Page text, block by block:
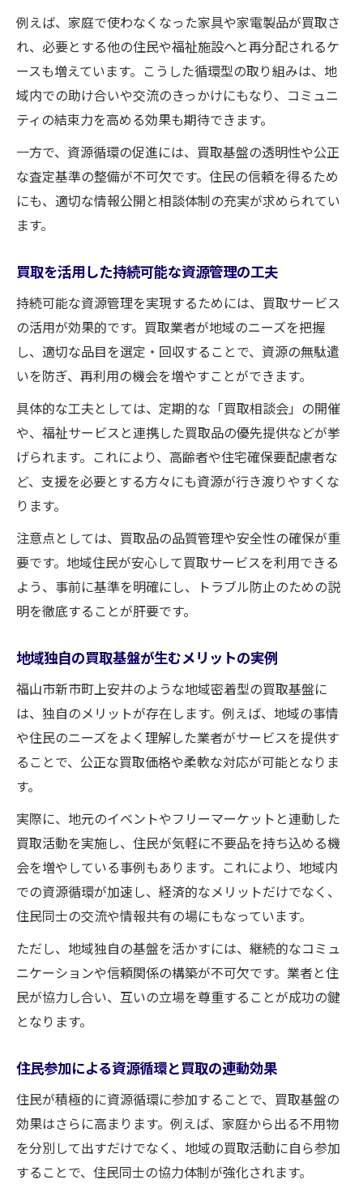
例えば、家庭で使わなくなった家具や家電製品が買取さ
れ、必要とする他の住民や福祉施設へと再分配されるケ
ースも増えています。こうした循環型の取り組みは、地
域内での助け合いや交流のきっかけにもなり、コミュニ
ティの結束力を高める効果も期待できます。
一方で、資源循環の促進には、買取基盤の透明性や公正
な査定基準の整備が不可欠です。住民の信頼を得るため
にも、適切な情報公開と相談体制の充実が求められてい
ます。
買取を活用した持続可能な資源管理の工夫
持続可能な資源管理を実現するためには、買取サービス
の活用が効果的です。買取業者が地域のニーズを把握
し、適切な品目を選定・回収することで、資源の無駄遣
いを防ぎ、再利用の機会を増やすことができます。
具体的な工夫としては、定期的な「買取相談会」の開催
や、福祉サービスと連携した買取品の優先提供などが挙
げられます。これにより、高齢者や住宅確保要配慮者な
ど、支援を必要とする方々にも資源が行き渡りやすくな
ります。
注意点としては、買取品の品質管理や安全性の確保が重
要です。地域住民が安心して買取サービスを利用できる
よう、事前に基準を明確にし、トラブル防止のための説
明を徹底することが肝要です。
地域独自の買取基盤が生むメリットの実例
福山市新市町上安井のような地域密着型の買取基盤に
は、独自のメリットが存在します。例えば、地域の事情
や住民のニーズをよく理解した業者がサービスを提供す
ることで、公正な買取価格や柔軟な対応が可能となりま
す。
実際に、地元のイベントやフリーマーケットと連動した
買取活動を実施し、住民が気軽に不要品を持ち込める機
会を増やしている事例もあります。これにより、地域内
での資源循環が加速し、経済的なメリットだけでなく、
住民同士の交流や情報共有の場にもなっています。
ただし、地域独自の基盤を活かすには、継続的なコミュ
ニケーションや信頼関係の構築が不可欠です。業者と住
民が協力し合い、互いの立場を尊重することが成功の鍵
となります。
住民参加による資源循環と買取の連動効果
住民が積極的に資源循環に参加することで、買取基盤の
効果はさらに高まります。例えば、家庭から出る不用物
を分別して出すだけでなく、地域の買取活動に自ら参加
することで、住民同士の協力体制が強化されます。